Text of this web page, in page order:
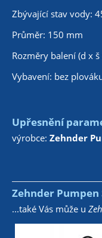
Zbývající stav vody:
Průměr: 150 mm
Rozměry balení (d x
Vybavení: bez
Upřesnění
výrobce: Zehnder
Zehnder Pumpen
...také Vás může u